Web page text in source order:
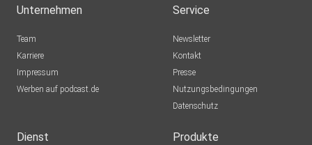
Unternehmen
Team
Karriere
Impressum
Werben auf podcast.de
Service
Newsletter
Kontakt
Presse
Nutzungsbedingungen
Datenschutz
Dienst Produkte